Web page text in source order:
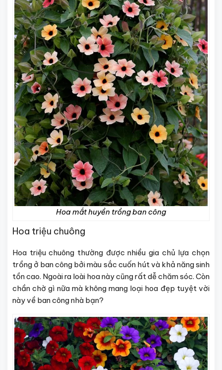
Hoa mắt huyền trồng ban công
Hoa triệu chuông
Hoa triệu chuông thường được nhiều gia chủ lựa chọn
trồng ở ban công bởi màu sắc cuốn hút và khả năng sinh
tồn cao. Ngoài ra loài hoa này cũng rất dễ chăm sóc. Còn
chần chờ gì nữa mà không mang loại hoa đẹp tuyệt vời
này về ban công nhà bạn?